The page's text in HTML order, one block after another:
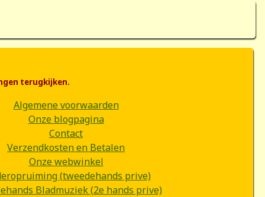
terugkijken.
Algemene voorwaarden
Onze blogpagina
Contact
Verzendkosten en Betalen
Onze webwinkel
(tweedehands prive)
Bladmuziek (2e hands prive)